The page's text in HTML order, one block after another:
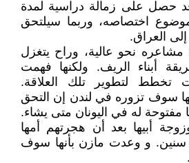
حصل على زمالة دراسية لمدة
اختصاصه، وربما سيلتحق
إلى العراق.
نحو عالية، وراح يتغزل
أبناء الريف. ولكنها فهمت
تخطط لتطوير تلك العلاقة.
سوف تزوره في لندن إن التحق
مفتوحة له في اليونان متى يشاء.
أبيها بعد أن هجرتهم أمها
سنين. و وعدت مازن بأنها سوف